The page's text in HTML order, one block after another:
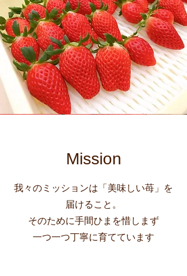
Mission
我々のミッションは「美味しい苺」を
届けること。
そのために手間ひまを惜しまず
​一つ一つ丁寧に育てています